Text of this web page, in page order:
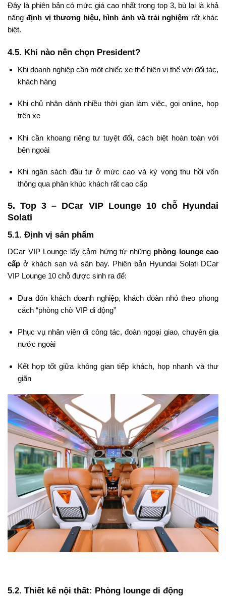
Đây là phiên bản có mức giá cao nhất trong top 3, bù lại là khả
năngđịnh vị thương hiệu, hình ảnh và trải nghiệm rất khác
biệt.
4.5. Khi nào nên chọn President?
Khi doanh nghiệp cần một chiếc xe thể hiện vị thế với đối tác,
khách hàng
Khi chủ nhân dành nhiều thời gian làm việc, gọi online, họp
trên xe
Khi cần khoang riêng tư tuyệt đối, cách biệt hoàn toàn với
bên ngoài
Khi ngân sách đầu tư ở mức cao và kỳ vọng thu hồi vốn
thông qua phân khúc khách rất cao cấp
5. Top 3 – DCar VIP Lounge 10 chỗ Hyundai
Solati
5.1. Định vị sản phẩm
DCar VIP Lounge lấy cảm hứng từ những phòng lounge cao
cấp ở khách sạn và sân bay. Phiên bản Hyundai Solati DCar
VIP Lounge 10 chỗ được sinh ra để:
Đưa đón khách doanh nghiệp, khách đoàn nhỏ theo phong
cách “phòng chờ VIP di động”
Phục vụ nhân viên đi công tác, đoàn ngoại giao, chuyên gia
nước ngoài
Kết hợp tốt giữa không gian tiếp khách, họp nhanh và thư
giãn
5.2. Thiết kế nội thất: Phòng lounge di động